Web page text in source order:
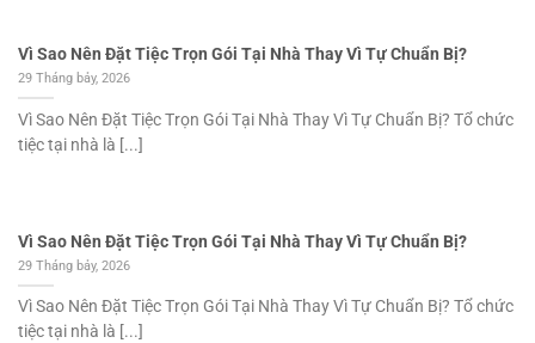
Vì Sao Nên Đặt Tiệc Trọn Gói Tại Nhà Thay Vì Tự Chuẩn Bị?
29 Tháng bảy, 2026
Vì Sao Nên Đặt Tiệc Trọn Gói Tại Nhà Thay Vì Tự Chuẩn Bị? Tổ chức
tiệc tại nhà là [...]
Vì Sao Nên Đặt Tiệc Trọn Gói Tại Nhà Thay Vì Tự Chuẩn Bị?
29 Tháng bảy, 2026
Vì Sao Nên Đặt Tiệc Trọn Gói Tại Nhà Thay Vì Tự Chuẩn Bị? Tổ chức
tiệc tại nhà là [...]